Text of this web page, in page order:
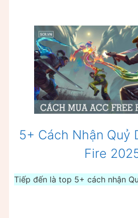
5+ Cách Nhận Quỷ
Fire
Tiếp đến là top 5+ cách nhận